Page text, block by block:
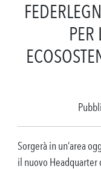
PER
Sorgerà in un’area
il nuovo Headquarter